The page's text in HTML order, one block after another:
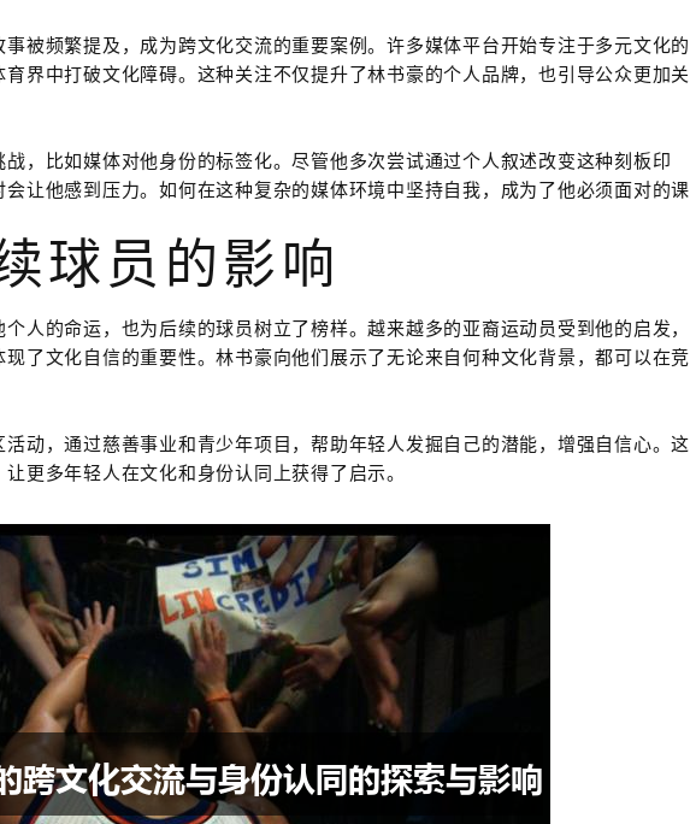
被频繁提及，成为跨文化交流的重要案例。许多媒体平台开始专注于多元文化的
界中打破文化障碍。这种关注不仅提升了林书豪的个人品牌，也引导公众更加关
，比如媒体对他身份的标签化。尽管他多次尝试通过个人叙述改变这种刻板印
让他感到压力。如何在这种复杂的媒体环境中坚持自我，成为了他必须面对的课
球员的影响
人的命运，也为后续的球员树立了榜样。越来越多的亚裔运动员受到他的启发，
了文化自信的重要性。林书豪向他们展示了无论来自何种文化背景，都可以在竞
动，通过慈善事业和青少年项目，帮助年轻人发掘自己的潜能，增强自信心。这
更多年轻人在文化和身份认同上获得了启示。